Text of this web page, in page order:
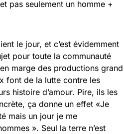
pas seulement un homme +
le jour, et c’est évidemment
pour toute la communauté
marge des productions grand
font de la lutte contre les
histoire d’amour. Pire, ils les
ça donne un effet «Je
mais un jour je me
». Seul la terre n’est